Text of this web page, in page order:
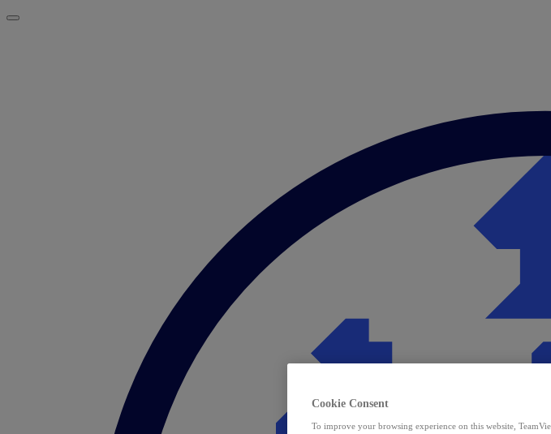
Cookie Consent
To improve your browsing experience on this website,